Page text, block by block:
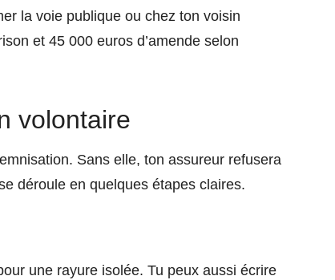
la voie publique ou chez ton voisin
et 45 000 euros d’amende selon
volontaire
Sans elle, ton assureur refusera
déroule en quelques étapes claires.
une rayure isolée. Tu peux aussi écrire